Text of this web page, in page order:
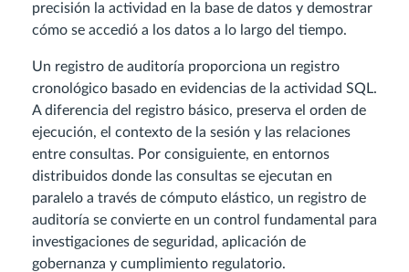
precisión la actividad en la base de datos y demostrar
cómo se accedió a los datos a lo largo del tiempo.
Un registro de auditoría proporciona un registro
cronológico basado en evidencias de la actividad SQL.
A diferencia del registro básico, preserva el orden de
ejecución, el contexto de la sesión y las relaciones
entre consultas. Por consiguiente, en entornos
distribuidos donde las consultas se ejecutan en
paralelo a través de cómputo elástico, un registro de
auditoría se convierte en un control fundamental para
investigaciones de seguridad, aplicación de
gobernanza y cumplimiento regulatorio.